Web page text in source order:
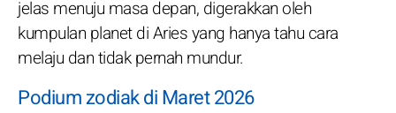
jelas menuju masa depan, digerakkan oleh
kumpulan planet di Aries yang hanya tahu cara
melaju dan tidak pernah mundur.
Podium zodiak di Maret 2026